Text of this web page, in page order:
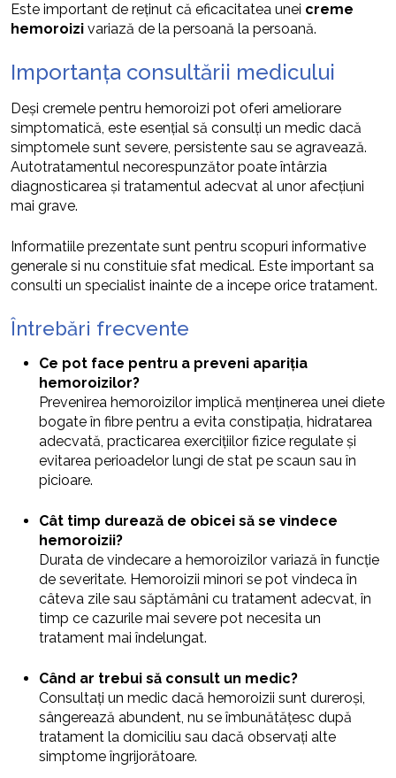
Este important de reținut că eficacitatea unei creme
hemoroizi variază de la persoană la persoană.
Importanța consultării medicului
Deși cremele pentru hemoroizi pot oferi ameliorare
simptomatică, este esențial să consulți un medic dacă
simptomele sunt severe, persistente sau se agravează.
Autotratamentul necorespunzător poate întârzia
diagnosticarea și tratamentul adecvat al unor afecțiuni
mai grave.
Informatiile prezentate sunt pentru scopuri informative
generale si nu constituie sfat medical. Este important sa
consulti un specialist inainte de a incepe orice tratament.
Întrebări frecvente
Ce pot face pentru a preveni apariția
hemoroizilor?
Prevenirea hemoroizilor implică menținerea unei diete
bogate în fibre pentru a evita constipația, hidratarea
adecvată, practicarea exercițiilor fizice regulate și
evitarea perioadelor lungi de stat pe scaun sau în
picioare.
Cât timp durează de obicei să se vindece
hemoroizii?
Durata de vindecare a hemoroizilor variază în funcție
de severitate. Hemoroizii minori se pot vindeca în
câteva zile sau săptămâni cu tratament adecvat, în
timp ce cazurile mai severe pot necesita un
tratament mai îndelungat.
Când ar trebui să consult un medic?
Consultați un medic dacă hemoroizii sunt dureroși,
sângerează abundent, nu se îmbunătățesc după
tratament la domiciliu sau dacă observați alte
simptome îngrijorătoare.